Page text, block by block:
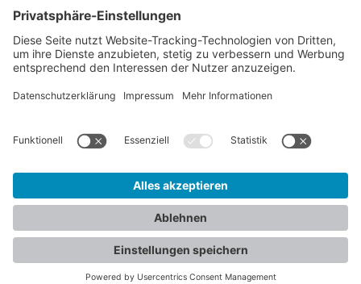
MAREMÜRITZ Yachthafen Resort
© 2026 - Five E Group
KONTAKTNEWSCENTERIMPRESSUM
DATENSCHUTZERKLÄRUNG